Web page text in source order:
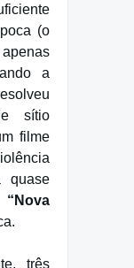
(o
a
sítio
filme
quase
“Nova
três